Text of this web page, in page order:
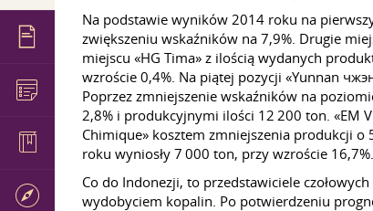
Na podstawie wyników 2014 roku na
zwiększeniu wskaźników na 7,9%. Drugie
miejscu «HG Tima» z ilością wydanych
wzroście 0,4%. Na piątej pozycji «Yunnan
Poprzez zmniejszenie wskaźników na
2,8% i produkcyjnymi ilości 12 200 ton. «EM
Chimique» kosztem zmniejszenia produkcji
roku wyniosły 7 000 ton, przy wzroście 16,7%.
Co do Indonezji, to przedstawiciele
wydobyciem kopalin. Po potwierdzeniu